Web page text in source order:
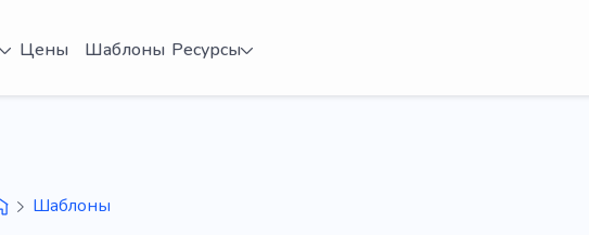
Цены Шаблоны Ресурсы
Шаблоны